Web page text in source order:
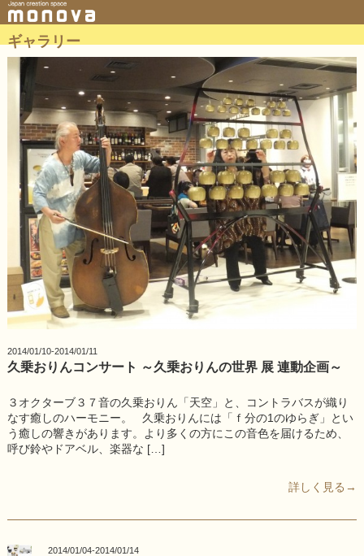
ギャラリー
2014/01/10-2014/01/11
久乗おりんコンサート ～久乗おりんの世界 展 連動企画～
３オクターブ３７音の久乗おりん「天空」と、コントラバスが織り
なす癒しのハーモニー。 久乗おりんには「ｆ分の1のゆらぎ」とい
う癒しの響きがあります。より多くの方にこの音色を届けるため、
呼び鈴やドアベル、楽器な […]
詳しく見る→
2014/01/04-2014/01/14